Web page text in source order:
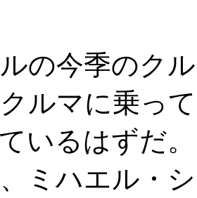
の今季のク
ルマに乗っ
いるはずだ
ミハエル・